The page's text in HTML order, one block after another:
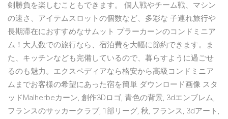
剣勝負を楽しむこともできます。 個人戦やチーム戦、マシン
の速さ、アイテムスロットの個数など、多彩な 子連れ旅行や
長期滞在におすすめなサムット プラーカーンのコンドミニア
ム！大人数での旅行なら、宿泊費を大幅に節約できます。ま
た、キッチンなども完備しているので、暮らすように過ごせ
るのも魅力。エクスペディアなら格安から高級コンドミニア
ムまでお客様の希望にあった宿を簡単 ダウンロード画像 スタ
ッドMalherbeカーン, 創作3Dロゴ, 青色の背景, 3dエンブレム,
フランスのサッカークラブ, 1部リーグ, 秋, フランス, 3dアート,